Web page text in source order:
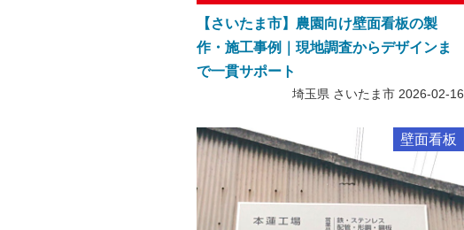
【さいたま市】農園向け壁面看板の製
作・施工事例｜現地調査からデザインま
で一貫サポート
埼玉県 さいたま市 2026-02-16
壁面看板